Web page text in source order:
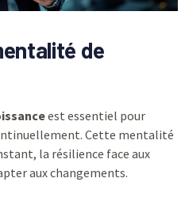
de
est essentiel pour
Cette mentalité
la résilience face aux
aux changements.